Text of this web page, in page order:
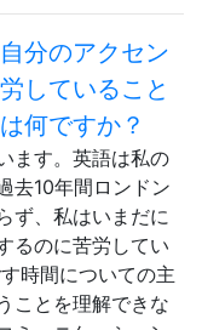
分のアクセン
していること
何ですか？
ます。英語は私の
去10年間ロンドン
ず、私はいまだに
るのに苦労してい
時間についての主
ことを理解できな